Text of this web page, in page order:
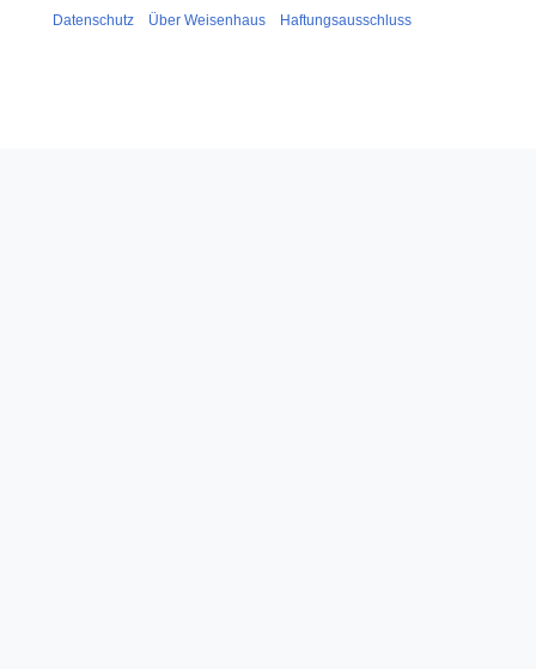
Datenschutz Über Weisenhaus Haftungsausschluss